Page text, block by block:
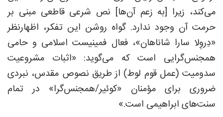
می‌کند، زیرا [به زعم آن‌ها] نص شرعی قاطعی مبنی بر
حرمت آن وجود ندارد. گواه روشن این تفکر، اظهارنظر
«دِروِلا سارا شاناهان»، فعال فمینیست اسلامی و حامی
همجنس‌گرایی است که می‌گوید: «اثبات مشروعیت
سدومیت (عمل قوم لوط) از طریق نصوص مقدس، نبردی
ضروری برای مؤمنان «کوئیر/همجنس‌گرا» در تمام
سنت‌های ابراهیمی است.»